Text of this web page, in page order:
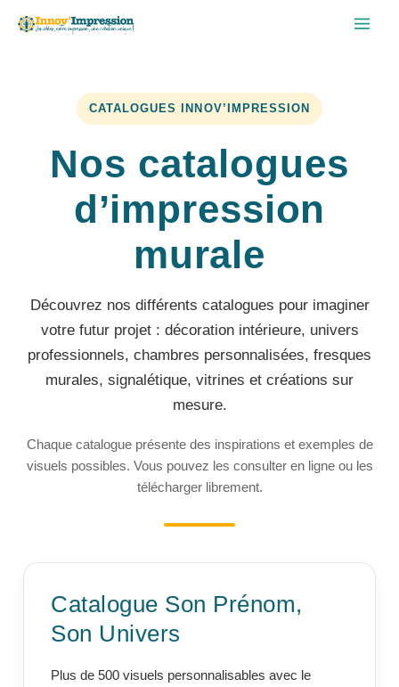
CATALOGUES INNOV’IMPRESSION
Nos catalogues
d’impression
murale
Découvrez nos différents catalogues pour imaginer
votre futur projet : décoration intérieure, univers
professionnels, chambres personnalisées, fresques
murales, signalétique, vitrines et créations sur
mesure.
Chaque catalogue présente des inspirations et exemples de
visuels possibles. Vous pouvez les consulter en ligne ou les
télécharger librement.
Catalogue Son Prénom,
Son Univers
Plus de 500 visuels personnalisables avec le